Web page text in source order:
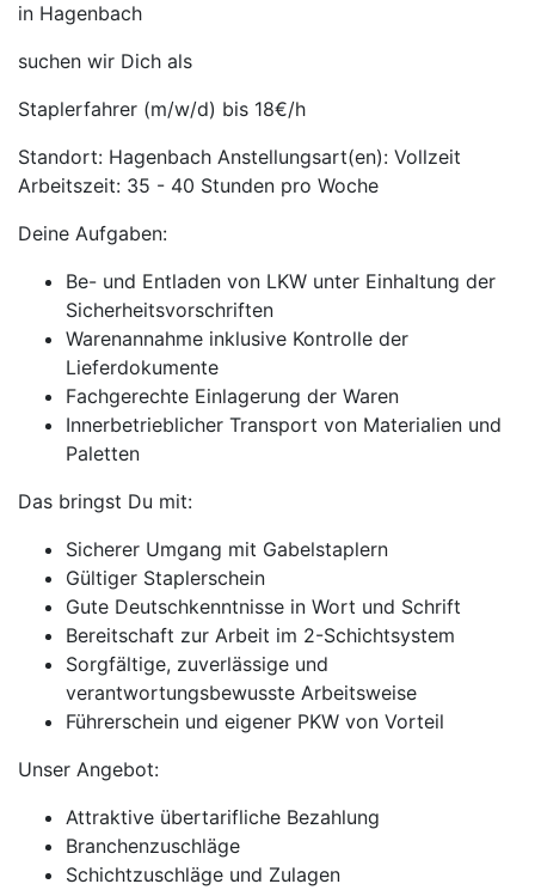
in Hagenbach
suchen wir Dich als
Staplerfahrer (m/w/d) bis 18€/h
Standort: Hagenbach Anstellungsart(en): Vollzeit
Arbeitszeit: 35 - 40 Stunden pro Woche
Deine Aufgaben:
Be- und Entladen von LKW unter Einhaltung der
Sicherheitsvorschriften
Warenannahme inklusive Kontrolle der
Lieferdokumente
Fachgerechte Einlagerung der Waren
Innerbetrieblicher Transport von Materialien und
Paletten
Das bringst Du mit:
Sicherer Umgang mit Gabelstaplern
Gültiger Staplerschein
Gute Deutschkenntnisse in Wort und Schrift
Bereitschaft zur Arbeit im 2-Schichtsystem
Sorgfältige, zuverlässige und
verantwortungsbewusste Arbeitsweise
Führerschein und eigener PKW von Vorteil
Unser Angebot:
Attraktive übertarifliche Bezahlung
Branchenzuschläge
Schichtzuschläge und Zulagen